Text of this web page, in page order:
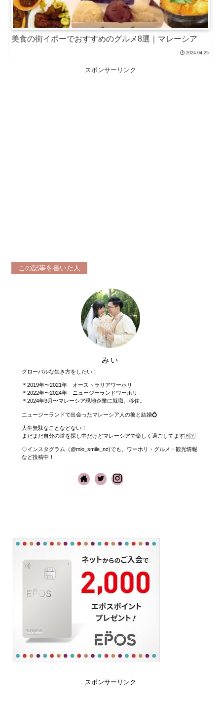
美食の街イポーでおすすめのグルメ8選｜マレーシア
2024.04.25
スポンサーリンク
この記事を書いた人
みい
グローバルな生き方をしたい！
＊2019年〜2021年 オーストラリアワーホリ
＊2022年〜2024年 ニュージーランドワーホリ
＊2024年9月〜マレーシア現地企業に就職、移住。
ニュージーランドで出会ったマレーシア人の彼と結婚💍
人生無駄なことなどない！
まだまだ自分の道を探し中だけどマレーシアで楽しく過ごしてます🇲🇾
◇インスタグラム（@mio_smile_nz)でも、ワーホリ・グルメ・観光情報
など投稿中！
スポンサーリンク